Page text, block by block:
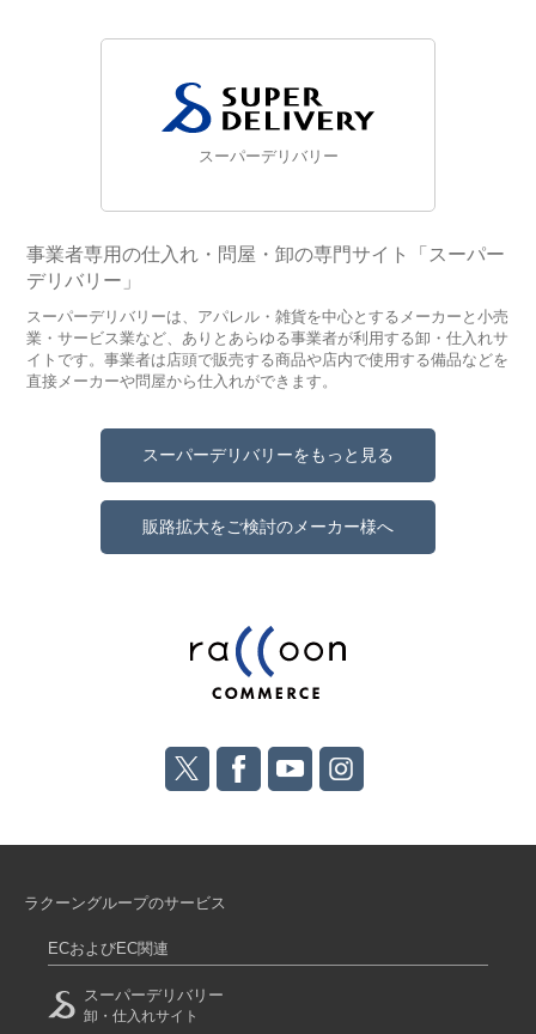
スーパーデリバリー
事業者専用の仕入れ・問屋・卸の専門サイト「スーパー
デリバリー」
スーパーデリバリーは、アパレル・雑貨を中心とするメーカーと小売
業・サービス業など、ありとあらゆる事業者が利用する卸・仕入れサ
イトです。事業者は店頭で販売する商品や店内で使用する備品などを
直接メーカーや問屋から仕入れができます。
スーパーデリバリーをもっと見る
販路拡大をご検討のメーカー様へ
ラクーングループのサービス
ECおよびEC関連
スーパーデリバリー
卸・仕入れサイト